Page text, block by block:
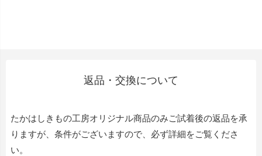
返品・交換について
たかはしきもの工房オリジナル商品のみご試着後の返品を承
りますが、条件がございますので、必ず詳細をご覧くださ
い。